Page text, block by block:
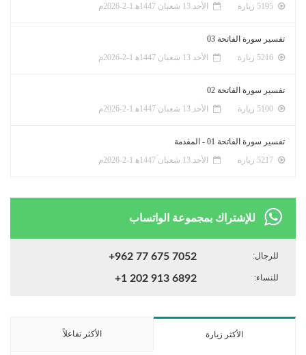
الأحد 13 شعبان 1447ﻫ 1-2-2026م
تفسير سورة الفاتحة 03
الأحد 13 شعبان 1447ﻫ 1-2-2026م
تفسير سورة الفاتحة 02
الأحد 13 شعبان 1447ﻫ 1-2-2026م
تفسير سورة الفاتحة 01 - المقدمة
الأحد 13 شعبان 1447ﻫ 1-2-2026م
للإشتراك بمجموعة الواتساب
للرجال: +962 77 675 7052
للنساء: +1 202 913 6892
الأكثر زيارة الأكثر تفاعلاً